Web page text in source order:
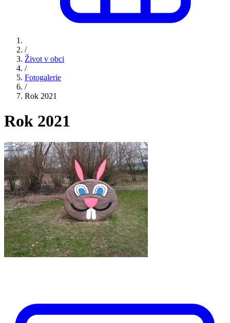
/
Život v obci
/
Fotogalerie
/
Rok 2021
Rok 2021